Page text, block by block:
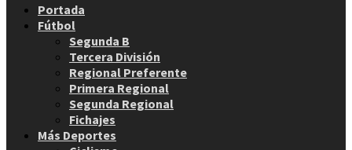
Portada
Fútbol
Segunda B
Tercera División
Regional Preferente
Primera Regional
Segunda Regional
Fichajes
Más Deportes